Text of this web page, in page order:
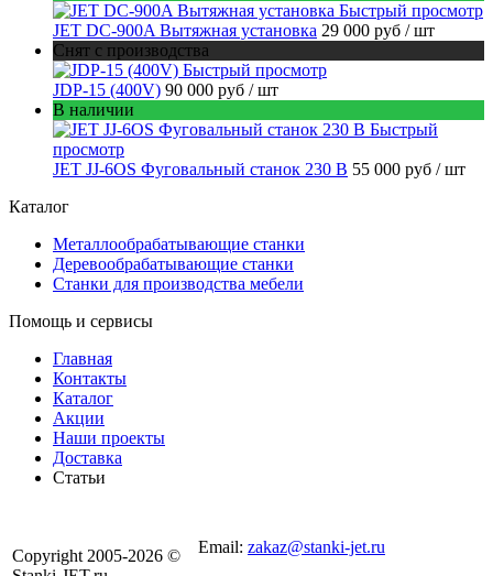
Быстрый просмотр
JET DC-900A Вытяжная установка 29 000 руб / шт
Снят с производства
Быстрый просмотр
JDP-15 (400V) 90 000 руб / шт
В наличии
Быстрый
просмотр
JET JJ-6OS Фуговальный станок 230 В 55 000 руб / шт
Каталог
Металлообрабатывающие станки
Деревообрабатывающие станки
Станки для производства мебели
Помощь и сервисы
Главная
Контакты
Каталог
Акции
Наши проекты
Доставка
Статьи
Copyright 2005-2026 ©
Email: zakaz@stanki-jet.ru